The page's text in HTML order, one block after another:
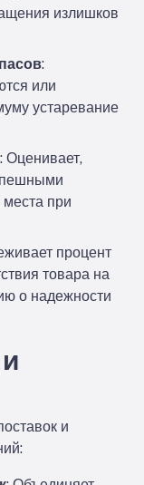
излишков
:
или
устаревание
: Оценивает,
места при
процент
товара на
о надежности
и